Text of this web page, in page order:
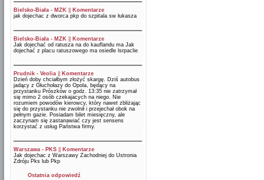
Bielsko-Biała - MZK
Komentarze
jak dojechac z dworca pkp do szpitala sw łukasza
Bielsko-Biała - MZK
Komentarze
Jak dojechać od ratusza na do kauflandu ma Jak
dojechać z placu ratuszowego ma osiedle lsrpaclie
Prudnik - Veolia
Komentarze
Dzień doby chciałbym złożyć skargę. Dziś autobus
jadący z Głuchołazy do Opola, będący na
przystanku Prószków o godz. 13:35 nie zatrzymał
się mimo 2 osób czekajacych na niego. Nie
rozumiem powodów kierowcy, który nawet zbliżając
się do przystanku nie zwolnił i przejechał obok na
pełnym gazie. Posiadam bilet miesięczny, ale
zaczynam się zastanawiać czy jest sensens
korzystać z usług Państwa firmy.
Warszawa - PKS
Komentarze
Jak dojechac z Warszawy Zachodniej do Ustronia
Zdróju Pks lub Pkp
Ostatnia odpowiedź